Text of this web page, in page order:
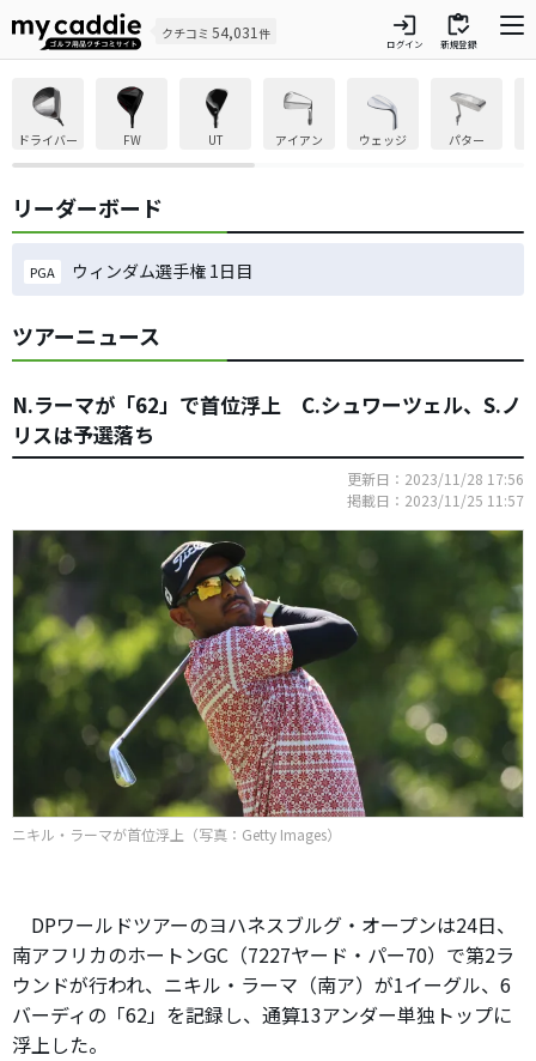
クチコミ 54,031 件 login
ログイン
inventory
新規登録
ドライバー FW UT アイアン ウェッジ パター
リーダーボード
PGA ウィンダム選手権 1日目
ツアーニュース
N.ラーマが「62」で首位浮上 C.シュワーツェル、S.ノ
リスは予選落ち
更新日：2023/11/28 17:56
掲載日：2023/11/25 11:57
ニキル・ラーマが首位浮上（写真：Getty Images）
DPワールドツアーのヨハネスブルグ・オープンは24日、
南アフリカのホートンGC（7227ヤード・パー70）で第2ラ
ウンドが行われ、ニキル・ラーマ（南ア）が1イーグル、6
バーディの「62」を記録し、通算13アンダー単独トップに
浮上した。